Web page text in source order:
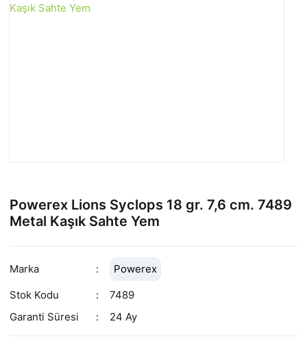
Powerex Lions Syclops 18 gr. 7,6 cm. 7489
Metal Kaşık Sahte Yem
Marka
Powerex
Stok Kodu
7489
Garanti Süresi
24 Ay